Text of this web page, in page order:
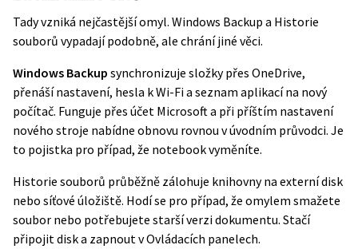
Tady vzniká nejčastější omyl. Windows Backup a Historie
souborů vypadají podobně, ale chrání jiné věci.
Windows Backup synchronizuje složky přes OneDrive,
přenáší nastavení, hesla k Wi-Fi a seznam aplikací na nový
počítač. Funguje přes účet Microsoft a při příštím nastavení
nového stroje nabídne obnovu rovnou v úvodním průvodci. Je
to pojistka pro případ, že notebook vyměníte.
Historie souborů průběžně zálohuje knihovny na externí disk
nebo síťové úložiště. Hodí se pro případ, že omylem smažete
soubor nebo potřebujete starší verzi dokumentu. Stačí
připojit disk a zapnout v Ovládacích panelech.